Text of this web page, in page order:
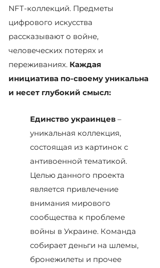
NFT-коллекций. Предметы
цифрового искусства
рассказывают о войне,
человеческих потерях и
переживаниях. Каждая
инициатива по-своему уникальна
и несет глубокий смысл:
Единство украинцев –
уникальная коллекция,
состоящая из картинок с
антивоенной тематикой.
Целью данного проекта
является привлечение
внимания мирового
сообщества к проблеме
войны в Украине. Команда
собирает деньги на шлемы,
бронежилеты и прочее